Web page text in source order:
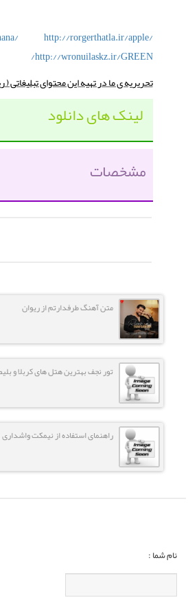
http://rorgerthatla.ir/apple/
http://wronuilaskz.ir/GREEN/
تحریریه‌ ی ما در تهیه‌ این محتوای تبلیغاتی (
لینک های دانلود
مشخصات
متن آهنگ طرفدارتم از ریوان
تور نجف بهترین هتل های کربلا و
راهنمای استفاده از نیمکت واشداری
نام شما :